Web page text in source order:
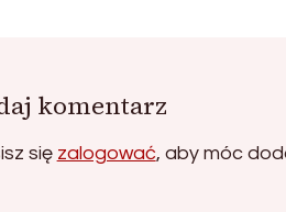
komentarz
się zalogować, aby móc